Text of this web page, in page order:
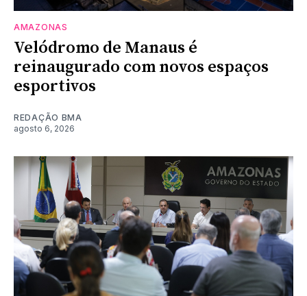
AMAZONAS
Velódromo de Manaus é
reinaugurado com novos espaços
esportivos
REDAÇÃO BMA
agosto 6, 2026